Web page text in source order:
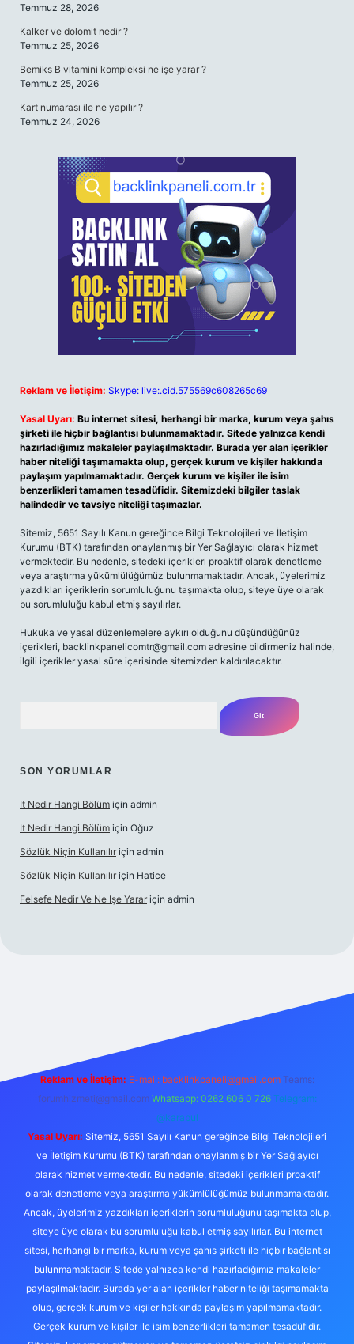
Temmuz 28, 2026
Kalker ve dolomit nedir ?
Temmuz 25, 2026
Bemiks B vitamini kompleksi ne işe yarar ?
Temmuz 25, 2026
Kart numarası ile ne yapılır ?
Temmuz 24, 2026
Reklam ve İletişim: Skype: live:.cid.575569c608265c69
Yasal Uyarı: Bu internet sitesi, herhangi bir marka, kurum veya şahıs
şirketi ile hiçbir bağlantısı bulunmamaktadır. Sitede yalnızca kendi
hazırladığımız makaleler paylaşılmaktadır. Burada yer alan içerikler
haber niteliği taşımamakta olup, gerçek kurum ve kişiler hakkında
paylaşım yapılmamaktadır. Gerçek kurum ve kişiler ile isim
benzerlikleri tamamen tesadüfidir. Sitemizdeki bilgiler taslak
halindedir ve tavsiye niteliği taşımazlar.
Sitemiz, 5651 Sayılı Kanun gereğince Bilgi Teknolojileri ve İletişim
Kurumu (BTK) tarafından onaylanmış bir Yer Sağlayıcı olarak hizmet
vermektedir. Bu nedenle, sitedeki içerikleri proaktif olarak denetleme
veya araştırma yükümlülüğümüz bulunmamaktadır. Ancak, üyelerimiz
yazdıkları içeriklerin sorumluluğunu taşımakta olup, siteye üye olarak
bu sorumluluğu kabul etmiş sayılırlar.
Hukuka ve yasal düzenlemelere aykırı olduğunu düşündüğünüz
içerikleri, backlinkpanelicomtr@gmail.com adresine bildirmeniz halinde,
ilgili içerikler yasal süre içerisinde sitemizden kaldırılacaktır.
SON YORUMLAR
It Nedir Hangi Bölüm için admin
It Nedir Hangi Bölüm için Oğuz
Sözlük Niçin Kullanılır için admin
Sözlük Niçin Kullanılır için Hatice
Felsefe Nedir Ve Ne Işe Yarar için admin
Reklam ve İletişim: E-mail: backlinkpaneli@gmail.com Teams:
forumhizmeti@gmail.com Whatsapp: 0262 606 0 726 Telegram:
@karabul
Yasal Uyarı: Sitemiz, 5651 Sayılı Kanun gereğince Bilgi Teknolojileri
ve İletişim Kurumu (BTK) tarafından onaylanmış bir Yer Sağlayıcı
olarak hizmet vermektedir. Bu nedenle, sitedeki içerikleri proaktif
olarak denetleme veya araştırma yükümlülüğümüz bulunmamaktadır.
Ancak, üyelerimiz yazdıkları içeriklerin sorumluluğunu taşımakta olup,
siteye üye olarak bu sorumluluğu kabul etmiş sayılırlar. Bu internet
sitesi, herhangi bir marka, kurum veya şahıs şirketi ile hiçbir bağlantısı
bulunmamaktadır. Sitede yalnızca kendi hazırladığımız makaleler
paylaşılmaktadır. Burada yer alan içerikler haber niteliği taşımamakta
olup, gerçek kurum ve kişiler hakkında paylaşım yapılmamaktadır.
Gerçek kurum ve kişiler ile isim benzerlikleri tamamen tesadüfidir.